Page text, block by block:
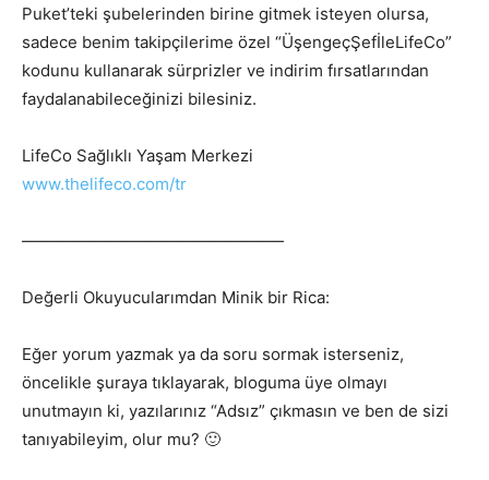
Puket’teki şubelerinden birine gitmek isteyen olursa,
sadece benim takipçilerime özel “ÜşengeçŞefİleLifeCo”
kodunu kullanarak sürprizler ve indirim fırsatlarından
faydalanabileceğinizi bilesiniz.
LifeCo Sağlıklı Yaşam Merkezi
www.thelifeco.com/tr
————————————————
Değerli Okuyucularımdan Minik bir Rica:
Eğer yorum yazmak ya da soru sormak isterseniz,
öncelikle şuraya tıklayarak, bloguma üye olmayı
unutmayın ki, yazılarınız “Adsız” çıkmasın ve ben de sizi
tanıyabileyim, olur mu? 🙂